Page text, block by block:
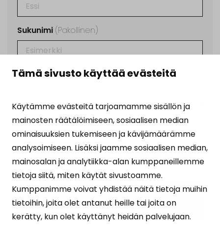
Tämä sivusto käyttää evästeitä
Käytämme evästeitä tarjoamamme sisällön ja
mainosten räätälöimiseen, sosiaalisen median
ominaisuuksien tukemiseen ja kävijämäärämme
analysoimiseen. Lisäksi jaamme sosiaalisen median,
mainosalan ja analytiikka-alan kumppaneillemme
tietoja siitä, miten käytät sivustoamme.
Kumppanimme voivat yhdistää näitä tietoja muihin
tietoihin, joita olet antanut heille tai joita on
kerätty, kun olet käyttänyt heidän palvelujaan.
Sukunimi (Pakollinen)
Sähköposti (Pakollinen)
Ehdot (Pakollinen)
Tilaamalla uutiskirjeen hyväksyt
henkilötietojesi käsittelyn
tietosuojalausekkeen
osoittamalla tavalla.
Suojattu Google reCAPTCHA:lla. Lue
jakäyttöehdot.